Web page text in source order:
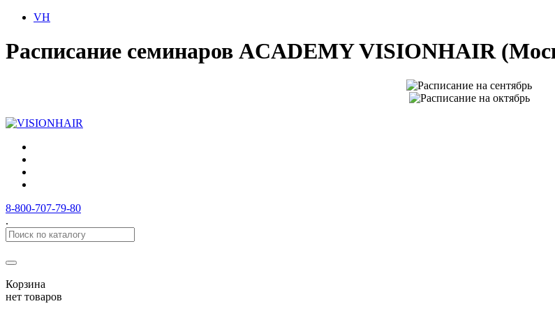
VH
Расписание семинаров ACADEMY VISIONHAIR
8-800-707-79-80
.
Корзина
нет товаров